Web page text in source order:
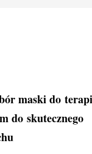
maski do
do skutecznego